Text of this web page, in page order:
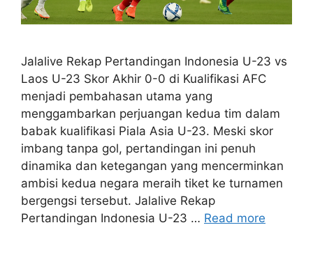
Jalalive Rekap Pertandingan Indonesia U-23 vs
Laos U-23 Skor Akhir 0-0 di Kualifikasi AFC
menjadi pembahasan utama yang
menggambarkan perjuangan kedua tim dalam
babak kualifikasi Piala Asia U-23. Meski skor
imbang tanpa gol, pertandingan ini penuh
dinamika dan ketegangan yang mencerminkan
ambisi kedua negara meraih tiket ke turnamen
bergengsi tersebut. Jalalive Rekap
Pertandingan Indonesia U-23 … Read more